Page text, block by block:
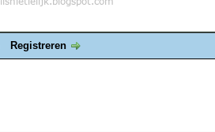
Registreren